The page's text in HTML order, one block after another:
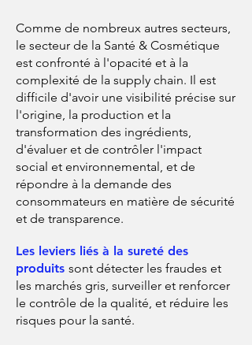
Comme de nombreux autres secteurs,
le secteur de la Santé & Cosmétique
est confronté à l'opacité et à la
complexité de la supply chain. Il est
difficile d'avoir une visibilité précise sur
l'origine, la production et la
transformation des ingrédients,
d'évaluer et de contrôler l'impact
social et environnemental, et de
répondre à la demande des
consommateurs en matière de sécurité
et de transparence.
Les leviers liés à la sureté des
produits sont détecter les fraudes et
les marchés gris, surveiller et renforcer
le contrôle de la qualité, et réduire les
risques pour la santé.